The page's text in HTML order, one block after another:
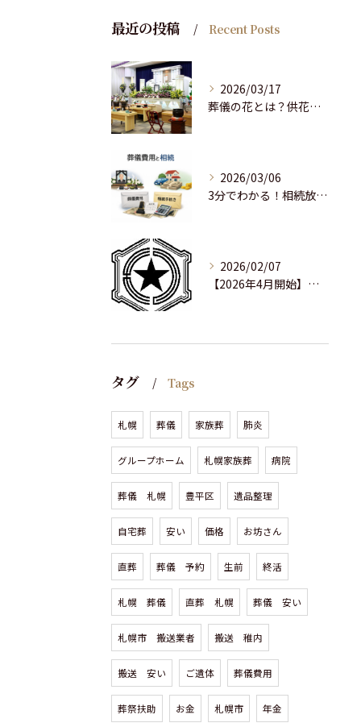
最近の投稿 Recent Posts
2026/03/17
葬儀の花とは？供花の読み方・種類・マナーを初心者向けに分かりすく解説
2026/03/06
3分でわかる！相続放棄手続きの期限と進め方チェック
2026/02/07
【2026年4月開始】札幌市の火葬料金はどう変わる？有料化・費用改定のポイント解説
タグ Tags
札幌 葬儀 家族葬 肺炎
グループホーム 札幌家族葬 病院
葬儀 札幌 豊平区 遺品整理
自宅葬 安い 価格 お坊さん
直葬 葬儀 予約 生前 終活
札幌 葬儀 直葬 札幌 葬儀 安い
札幌市 搬送業者 搬送 稚内
搬送 安い ご遺体 葬儀費用
葬祭扶助 お金 札幌市 年金